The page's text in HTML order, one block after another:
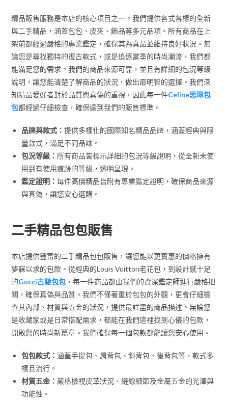
精品販售服務是本店的核心項目之一。我們提供各式各樣的全新
與二手精品，涵蓋包包、皮夾、飾品等多元品項。所有商品在上
架前都經過嚴格的專業鑑定，確保其為真品並維持良好狀況。無
論您是尋找獨特的復古款式，或是追逐當季的時尚潮流，我們都
能滿足您的需求。我們的商品來源可靠，並且有詳細的包況等級
說明，讓您能清楚了解商品的狀況，做出最明智的選擇。我們深
知精品愛好者對於品質與真偽的重視，因此每一件Celine思琳包
包都經過仔細檢查，確保達到我們的販售標準。
品牌與款式：提供多樣化的國際知名精品品牌，涵蓋經典與限
量款式，滿足不同品味。
包況等級： 所有商品皆標示詳細的包況等級說明，從全新未使
用到有使用痕跡的等級，透明呈現。
鑑定證明：每件高價精品皆附有專業鑑定證明，確保商品來源
與真偽，讓您安心選購。
二手精品包包販售
本店提供豐富的二手精品包包販售，讓您能以更實惠的價格擁有
夢寐以求的包款。從經典的Louis Vuitton老花包，到設計感十足
的Gucci古馳包包 ，每一件商品都由我們的資深鑑定師進行嚴格把
關，確保真偽與品質。我們不僅著重於包包的外觀，更會仔細檢
查其內部、材質與五金的狀況，提供最詳盡的商品描述。無論您
是收藏家或是日常搭配需求，都能在我們這裡找到心儀的包款，
開啟您的時尚新篇章。我們確保每一個包款都能讓您安心使用。
包包款式： 涵蓋手提包、肩背包、斜背包、後背包等，款式多
樣且流行。
材質五金： 嚴格檢視皮革狀況、縫線細節及金屬五金的光澤與
功能性。